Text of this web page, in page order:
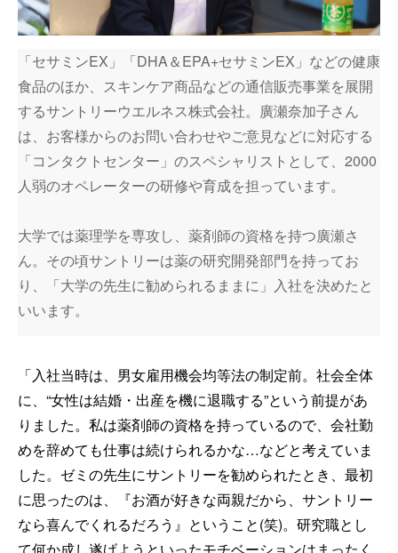
「セサミンEX」「DHA＆EPA+セサミンEX」などの健康
食品のほか、スキンケア商品などの通信販売事業を展開
するサントリーウエルネス株式会社。廣瀬奈加子さん
は、お客様からのお問い合わせやご意見などに対応する
「コンタクトセンター」のスペシャリストとして、2000
人弱のオペレーターの研修や育成を担っています。
大学では薬理学を専攻し、薬剤師の資格を持つ廣瀬さ
ん。その頃サントリーは薬の研究開発部門を持ってお
り、「大学の先生に勧められるままに」入社を決めたと
いいます。
「入社当時は、男女雇用機会均等法の制定前。社会全体
に、“女性は結婚・出産を機に退職する”という前提があ
りました。私は薬剤師の資格を持っているので、会社勤
めを辞めても仕事は続けられるかな…などと考えていま
した。ゼミの先生にサントリーを勧められたとき、最初
に思ったのは、『お酒が好きな両親だから、サントリー
なら喜んでくれるだろう』ということ(笑)。研究職とし
て何か成し遂げようといったモチベーションはまったく